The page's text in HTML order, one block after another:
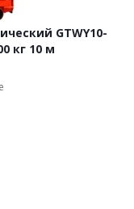
GTWY10-
кг 10 м